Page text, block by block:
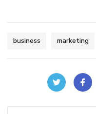
business marketing